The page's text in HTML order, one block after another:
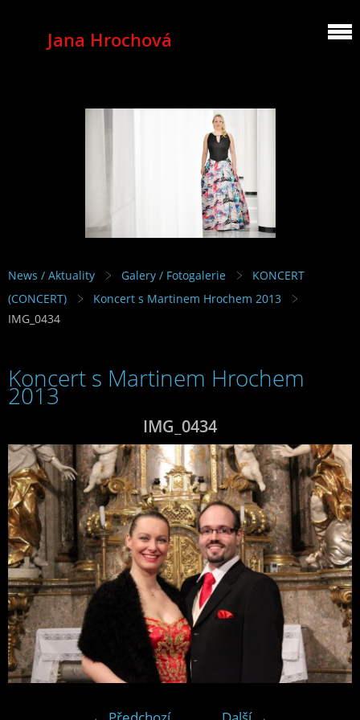
Jana Hrochová
MEZZOSOPRANO
News / Aktuality Galery / Fotogalerie
KONCERT
(CONCERT)
Koncert s Martinem Hrochem 2013
IMG_0434
Koncert s Martinem Hrochem
2013
IMG_0434